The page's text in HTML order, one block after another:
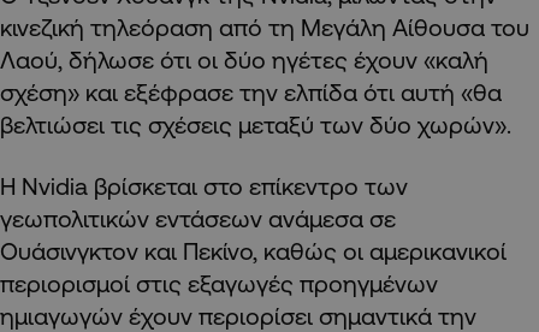
κινεζική τηλεόραση από τη Μεγάλη Αίθουσα του
Λαού, δήλωσε ότι οι δύο ηγέτες έχουν «καλή
σχέση» και εξέφρασε την ελπίδα ότι αυτή «θα
βελτιώσει τις σχέσεις μεταξύ των δύο χωρών».
Η Nvidia βρίσκεται στο επίκεντρο των
γεωπολιτικών εντάσεων ανάμεσα σε
Ουάσινγκτον και Πεκίνο, καθώς οι αμερικανικοί
περιορισμοί στις εξαγωγές προηγμένων
ημιαγωγών έχουν περιορίσει σημαντικά την